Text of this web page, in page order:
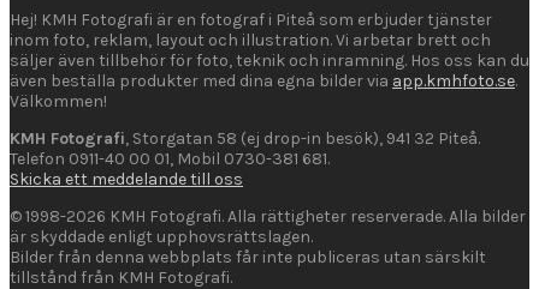
Rörlig Bild
Stillbild
Hej! KMH Fotografi är en fotograf i Piteå som erbjuder tjänster
inom foto, reklam, layout och illustration. Vi arbetar brett och
säljer även tillbehör för foto, teknik och inramning. Hos oss kan du
även beställa produkter med dina egna bilder via app.kmhfoto.se.
Välkommen!
KMH Fotografi, Storgatan 58 (ej drop-in besök), 941 32 Piteå.
Telefon 0911-40 00 01, Mobil 0730-381 681.
Skicka ett meddelande till oss
© 1998-2026 KMH Fotografi. Alla rättigheter reserverade. Alla bilder
är skyddade enligt upphovsrättslagen.
Bilder från denna webbplats får inte publiceras utan särskilt
tillstånd från KMH Fotografi.